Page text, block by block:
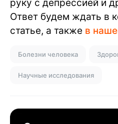
руку с депрессией и
Ответ будем ждать в
статье, а также в
Болезни человека
Научные исследования